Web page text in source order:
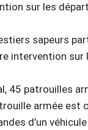
sur les
sapeurs
intervention sur
45 patrouilles
armée est
d’un